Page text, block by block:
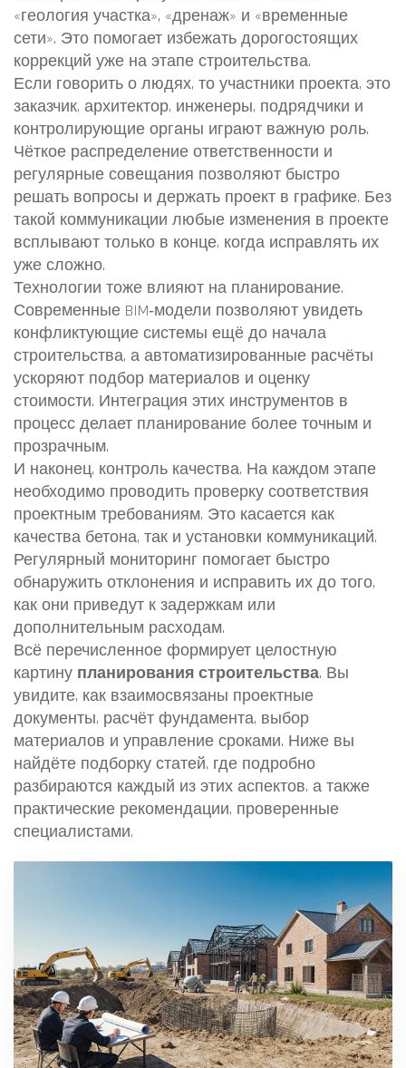
«геология участка», «дренаж» и «временные
сети». Это помогает избежать дорогостоящих
коррекций уже на этапе строительства.
Если говорить о людях, то участники проекта, это
заказчик, архитектор, инженеры, подрядчики и
контролирующие органы играют важную роль.
Чёткое распределение ответственности и
регулярные совещания позволяют быстро
решать вопросы и держать проект в графике. Без
такой коммуникации любые изменения в проекте
всплывают только в конце, когда исправлять их
уже сложно.
Технологии тоже влияют на планирование.
Современные BIM‑модели позволяют увидеть
конфликтующие системы ещё до начала
строительства, а автоматизированные расчёты
ускоряют подбор материалов и оценку
стоимости. Интеграция этих инструментов в
процесс делает планирование более точным и
прозрачным.
И наконец, контроль качества. На каждом этапе
необходимо проводить проверку соответствия
проектным требованиям. Это касается как
качества бетона, так и установки коммуникаций.
Регулярный мониторинг помогает быстро
обнаружить отклонения и исправить их до того,
как они приведут к задержкам или
дополнительным расходам.
Всё перечисленное формирует целостную
картину планирования строительства. Вы
увидите, как взаимосвязаны проектные
документы, расчёт фундамента, выбор
материалов и управление сроками. Ниже вы
найдёте подборку статей, где подробно
разбираются каждый из этих аспектов, а также
практические рекомендации, проверенные
специалистами.